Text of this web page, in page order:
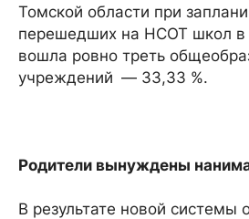
Томской области при
перешедших на НСОТ школ в
вошла ровно треть
учреждений — 33,33 %.
Родители вынуждены
В результате новой системы